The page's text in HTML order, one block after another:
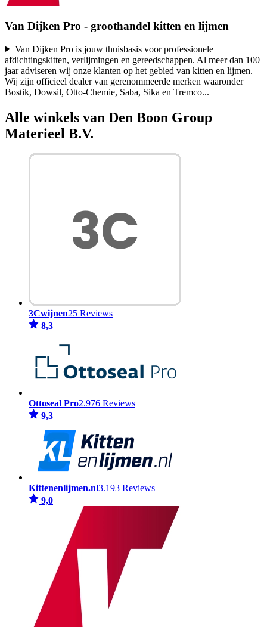
Van Dijken Pro - groothandel kitten en lijmen
Van Dijken Pro is jouw thuisbasis voor professionele
afdichtingskitten, verlijmingen en gereedschappen. Al meer dan 100
jaar adviseren wij onze klanten op het gebied van kitten en lijmen.
Wij zijn officieel dealer van gerenommeerde merken waaronder
Bostik, Dowsil, Otto-Chemie, Saba, Sika en Tremco...
Alle winkels van Den Boon Group
Materieel B.V.
3Cwijnen25 Reviews
8,3
Ottoseal Pro2.976 Reviews
9,3
Kittenenlijmen.nl3.193 Reviews
9,0